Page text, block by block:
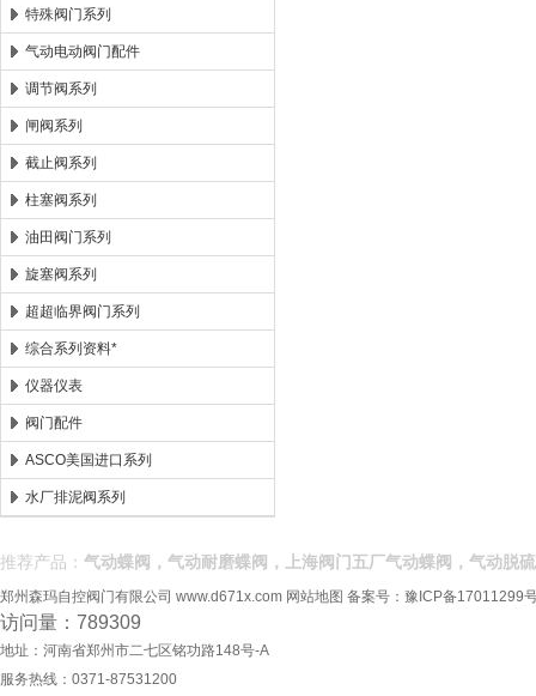
特殊阀门系列
气动电动阀门配件
调节阀系列
闸阀系列
截止阀系列
柱塞阀系列
油田阀门系列
旋塞阀系列
超超临界阀门系列
综合系列资料*
仪器仪表
阀门配件
ASCO美国进口系列
水厂排泥阀系列
推荐产品： 气动蝶阀，气动耐磨蝶阀，上海阀门五厂气动蝶阀，气动脱
郑州森玛自控阀门有限公司 www.d671x.com 网站地图 备案号： 豫ICP备17011299
访问量：789309
地址：河南省郑州市二七区铭功路148号-A
服务热线：0371-87531200